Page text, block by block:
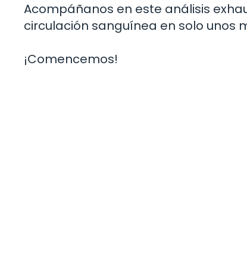
Acompáñanos en este análisis
circulación sanguínea en solo unos
¡Comencemos!